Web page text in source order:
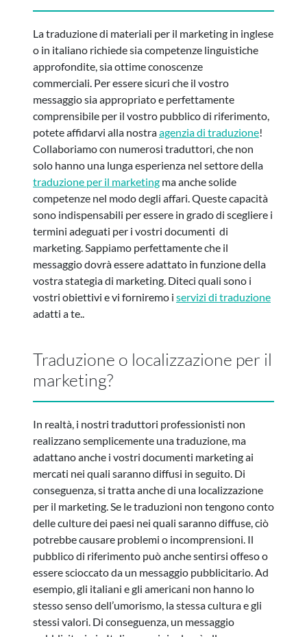
La traduzione di materiali per il marketing in inglese
o in italiano richiede sia competenze linguistiche
approfondite, sia ottime conoscenze
commerciali. Per essere sicuri che il vostro
messaggio sia appropriato e perfettamente
comprensibile per il vostro pubblico di riferimento,
potete affidarvi alla nostraagenzia di traduzione!
Collaboriamo con numerosi traduttori, che non
solo hanno una lunga esperienza nel settore della
traduzione per il marketing ma anche solide
competenze nel modo degli affari. Queste capacità
sono indispensabili per essere in grado di scegliere i
termini adeguati per i vostri documenti di
marketing. Sappiamo perfettamente che il
messaggio dovrà essere adattato in funzione della
vostra stategia di marketing. Diteci quali sono i
vostri obiettivi e vi forniremo i servizi di traduzione
adatti a te..
Traduzione o localizzazione per il
marketing?
In realtà, i nostri traduttori professionisti non
realizzano semplicemente una traduzione, ma
adattano anche i vostri documenti marketing ai
mercati nei quali saranno diffusi in seguito. Di
conseguenza, si tratta anche di una localizzazione
per il marketing. Se le traduzioni non tengono conto
delle culture dei paesi nei quali saranno diffuse, ciò
potrebbe causare problemi o incomprensioni. Il
pubblico di riferimento può anche sentirsi offeso o
essere scioccato da un messaggio pubblicitario. Ad
esempio, gli italiani e gli americani non hanno lo
stesso senso dell’umorismo, la stessa cultura e gli
stessi valori. Di conseguenza, un messaggio